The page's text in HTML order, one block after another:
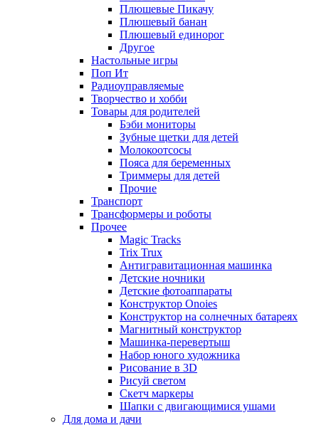
Плюшевые Пикачу
Плюшевый банан
Плюшевый единорог
Другое
Настольные игры
Поп Ит
Радиоуправляемые
Творчество и хобби
Товары для родителей
Бэби мониторы
Зубные щетки для детей
Молокоотсосы
Пояса для беременных
Триммеры для детей
Прочие
Транспорт
Трансформеры и роботы
Прочее
Magic Tracks
Trix Trux
Антигравитационная машинка
Детские ночники
Детские фотоаппараты
Конструктор Onoies
Конструктор на солнечных батареях
Магнитный конструктор
Машинка-перевертыш
Набор юного художника
Рисование в 3D
Рисуй светом
Скетч маркеры
Шапки с двигающимися ушами
Для дома и дачи